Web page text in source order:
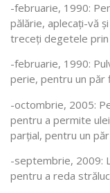
-februarie, 1990:
pălărie, aplecați-vă
treceți degetele
-februarie, 1990:
perie, pentru un păr
-octombrie, 2005:
pentru a permite
parțial, pentru un
-septembrie, 2009:
pentru a reda